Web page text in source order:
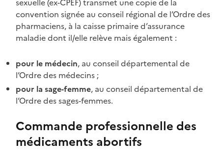
sexuelle (ex-CPEF) transmet une copie de la
convention signée au conseil régional de l’Ordre des
pharmaciens, à la caisse primaire d’assurance
maladie dont il/elle relève mais également :
pour le médecin, au conseil départemental de
l’Ordre des médecins ;
pour la sage-femme, au conseil départemental de
l’Ordre des sages-femmes.
Commande professionnelle des
médicaments abortifs